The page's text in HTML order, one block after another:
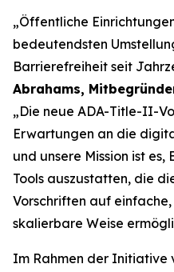
„Öffentliche
bedeutendsten
Barrierefreiheit seit
Abrahams,
„Die neue ADA-Title-II-
Erwartungen an die
und unsere Mission ist
Tools auszustatten, die
Vorschriften auf
skalierbare Weise
Im Rahmen der